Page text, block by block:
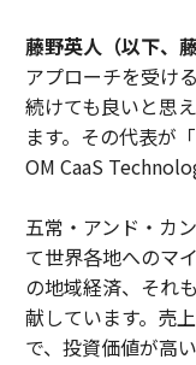
藤野英人（以下、
アプローチを受け
続けても良いと思
ます。その代表が
OM CaaS
五常・アンド・カ
て世界各地へのマ
の地域経済、それ
献しています。売
で、投資価値が高